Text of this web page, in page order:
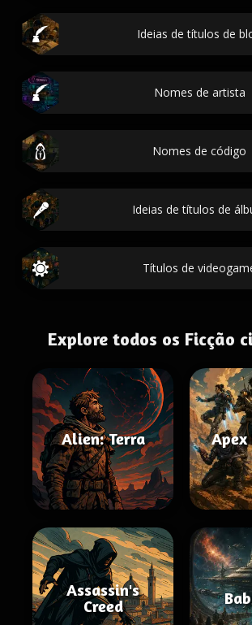
Ideias de títulos de
Nomes de artista
Nomes de código
Ideias de títulos de
Títulos de
Explore todos os Ficção
Alien: Terra Apex
Assassin's
Creed